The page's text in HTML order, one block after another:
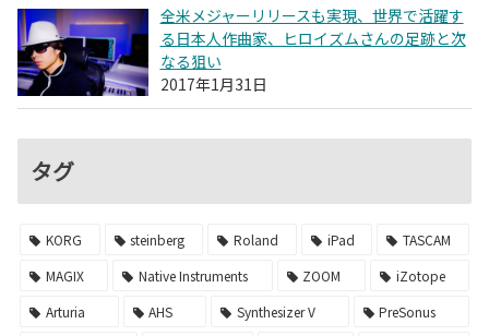
全米メジャーリリースも実現、世界で活躍す
る日本人作曲家、ヒロイズムさんの足跡と次
なる狙い
2017年1月31日
タグ
KORG steinberg Roland iPad
TASCAM
MAGIX
Native Instruments ZOOM
iZotope
Arturia
AHS Synthesizer V
PreSonus